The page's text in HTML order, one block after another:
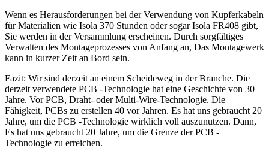
Wenn es Herausforderungen bei der Verwendung von Kupferkabeln
für Materialien wie Isola 370 Stunden oder sogar Isola FR408 gibt,
Sie werden in der Versammlung erscheinen. Durch sorgfältiges
Verwalten des Montageprozesses von Anfang an, Das Montagewerk
kann in kurzer Zeit an Bord sein.
Fazit: Wir sind derzeit an einem Scheideweg in der Branche. Die
derzeit verwendete PCB -Technologie hat eine Geschichte von 30
Jahre. Vor PCB, Draht- oder Multi-Wire-Technologie. Die
Fähigkeit, PCBs zu erstellen 40 vor Jahren. Es hat uns gebraucht 20
Jahre, um die PCB -Technologie wirklich voll auszunutzen. Dann,
Es hat uns gebraucht 20 Jahre, um die Grenze der PCB -
Technologie zu erreichen.